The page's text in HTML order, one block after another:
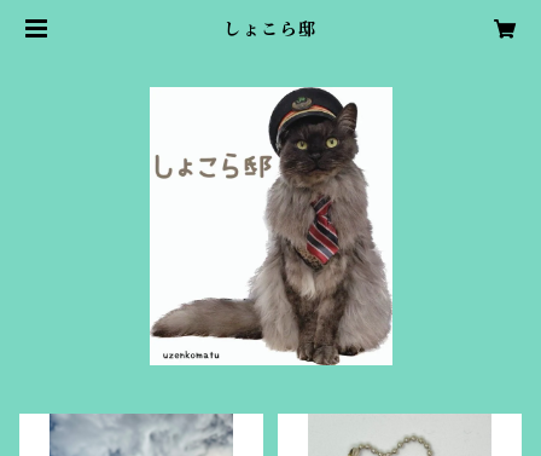
しょこら邸